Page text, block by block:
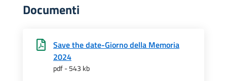
Documenti
Save the date-Giorno della Memoria
2024
pdf - 543 kb